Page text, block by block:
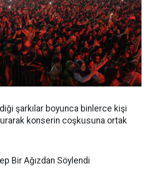
şarkılar boyunca binlerce kişi
konserin coşkusuna ortak
Bir Ağızdan Söylendi